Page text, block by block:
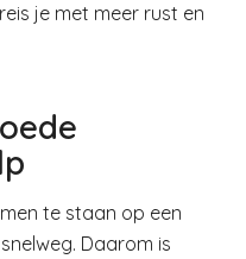
je met meer rust en
te staan op een
Daarom is